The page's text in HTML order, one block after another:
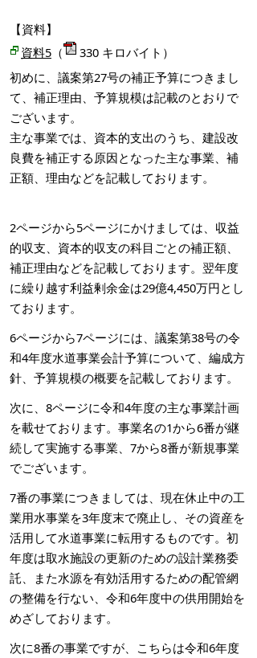
【資料】
資料5 （
330 キロバイト）
初めに、議案第27号の補正予算につきまし
て、補正理由、予算規模は記載のとおりで
ございます。
主な事業では、資本的支出のうち、建設改
良費を補正する原因となった主な事業、補
正額、理由などを記載しております。
2ページから5ページにかけましては、収益
的収支、資本的収支の科目ごとの補正額、
補正理由などを記載しております。翌年度
に繰り越す利益剰余金は29億4,450万円とし
ております。
6ページから7ページには、議案第38号の令
和4年度水道事業会計予算について、編成方
針、予算規模の概要を記載しております。
次に、8ページに令和4年度の主な事業計画
を載せております。事業名の1から6番が継
続して実施する事業、7から8番が新規事業
でございます。
7番の事業につきましては、現在休止中の工
業用水事業を3年度末で廃止し、その資産を
活用して水道事業に転用するものです。初
年度は取水施設の更新のための設計業務委
託、また水源を有効活用するための配管網
の整備を行ない、令和6年度中の供用開始を
めざしております。
次に8番の事業ですが、こちらは令和6年度